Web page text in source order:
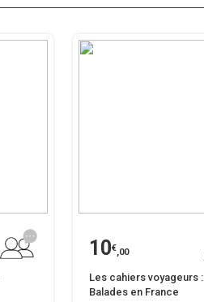
10€,00
Les cahiers voyageurs :
Balades en France